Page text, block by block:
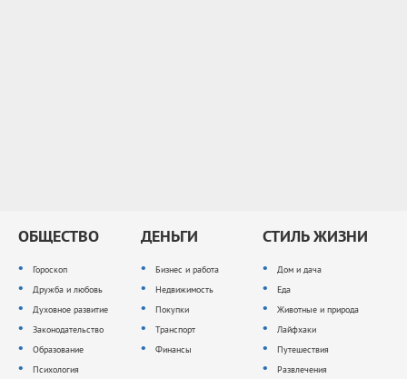
ОБЩЕСТВО
Гороскоп
Дружба и любовь
Духовное развитие
Законодательство
Образование
Психология
ДЕНЬГИ
Бизнес и работа
Недвижимость
Покупки
Транспорт
Финансы
СТИЛЬ ЖИЗНИ
Дом и дача
Еда
Животные и природа
Лайфхаки
Путешествия
Развлечения